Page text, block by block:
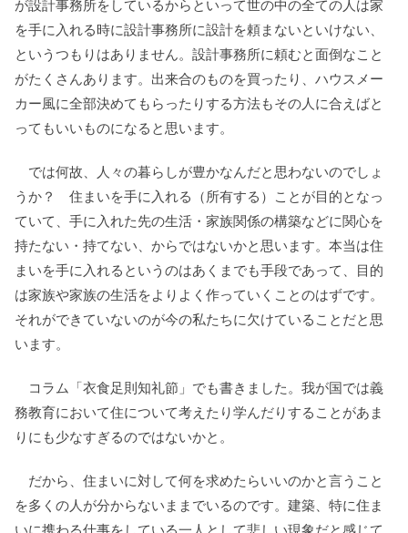
が設計事務所をしているからといって世の中の全ての人は家
を手に入れる時に設計事務所に設計を頼まないといけない、
というつもりはありません。設計事務所に頼むと面倒なこと
がたくさんあります。出来合のものを買ったり、ハウスメー
カー風に全部決めてもらったりする方法もその人に合えばと
ってもいいものになると思います。
では何故、人々の暮らしが豊かなんだと思わないのでしょ
うか？ 住まいを手に入れる（所有する）ことが目的となっ
ていて、手に入れた先の生活・家族関係の構築などに関心を
持たない・持てない、からではないかと思います。本当は住
まいを手に入れるというのはあくまでも手段であって、目的
は家族や家族の生活をよりよく作っていくことのはずです。
それができていないのが今の私たちに欠けていることだと思
います。
コラム「衣食足則知礼節」でも書きました。我が国では義
務教育において住について考えたり学んだりすることがあま
りにも少なすぎるのではないかと。
だから、住まいに対して何を求めたらいいのかと言うこと
を多くの人が分からないままでいるのです。建築、特に住ま